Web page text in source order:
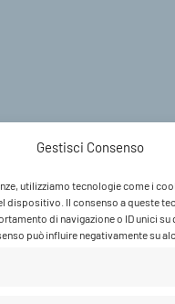
Gestisci Consenso
utilizziamo tecnologie come i
dispositivo. Il consenso a queste
di navigazione o ID unici su
può influire negativamente su
/ 14:30–19:00